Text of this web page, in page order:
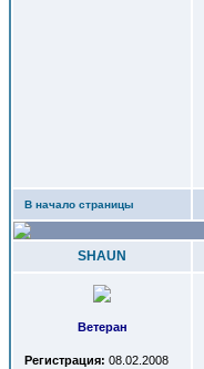
В начало страницы
SHAUN
Ветеран
Регистрация: 08.02.2008